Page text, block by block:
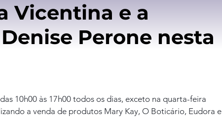
Vicentina e a
Perone nesta
10h00 às 17h00 todos os dias, exceto na quarta-feira
a venda de produtos Mary Kay, O Boticário, Eudora e